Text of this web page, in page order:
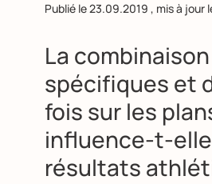
Publié le23.09.2019 , mis à jour
La
spécifiques et
fois sur les
influence-t-
résultats